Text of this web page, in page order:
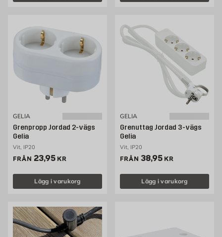
GELIA
Grenpropp Jordad 2-vägs
Gelia
Vit, IP20
FRÅN Pris 23.95 kr
23,95 KR
Lägg i varukorg
GELIA
Grenuttag Jordad 3-vägs
Gelia
Vit, IP20
FRÅN Pris 38.95 kr
38,95 KR
Lägg i varukorg